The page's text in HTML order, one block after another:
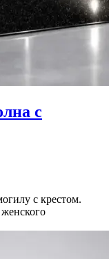
с
с крестом.